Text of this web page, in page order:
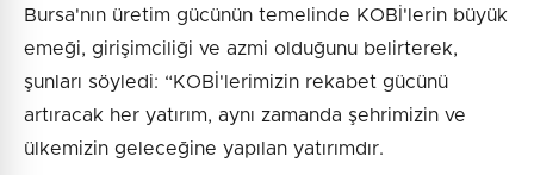
Bursa'nın üretim gücünün temelinde KOBİ'lerin büyük
emeği, girişimciliği ve azmi olduğunu belirterek,
şunları söyledi: “KOBİ'lerimizin rekabet gücünü
artıracak her yatırım, aynı zamanda şehrimizin ve
ülkemizin geleceğine yapılan yatırımdır.